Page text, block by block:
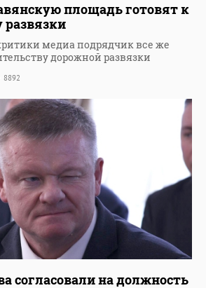
площадь готовят к
развязки
медиа подрядчик все же
дорожной развязки
8892
согласовали на должность